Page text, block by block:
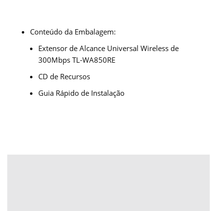
Conteúdo da Embalagem:
Extensor de Alcance Universal Wireless de
300Mbps TL-WA850RE
CD de Recursos
Guia Rápido de Instalação